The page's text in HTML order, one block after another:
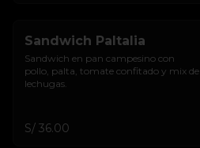
Sandwich Paltalia
Sandwich en pan campesino con
pollo, palta, tomate confitado y mix de
lechugas.
S/ 36.00